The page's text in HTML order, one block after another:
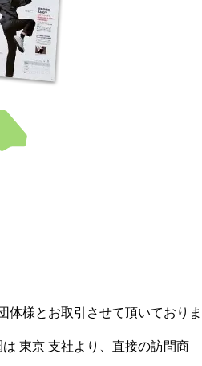
体様とお取引させて頂いておりま
は 東京 支社より、直接の訪問商